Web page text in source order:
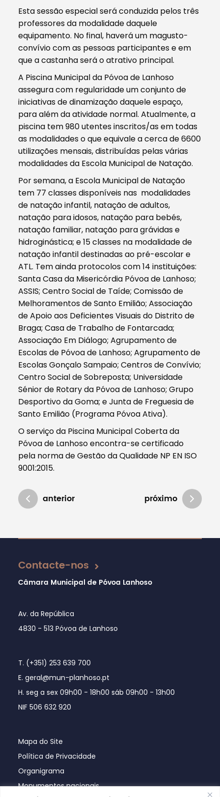
Esta sessão especial será conduzida pelos três
professores da modalidade daquele
equipamento. No final, haverá um magusto-
convívio com as pessoas participantes e em
que a castanha será o atrativo principal.
A Piscina Municipal da Póvoa de Lanhoso
assegura com regularidade um conjunto de
iniciativas de dinamização daquele espaço,
para além da atividade normal. Atualmente, a
piscina tem 980 utentes inscritos/as em todas
as modalidades o que equivale a cerca de 6600
utilizações mensais, distribuídas pelas várias
modalidades da Escola Municipal de Natação.
Por semana, a Escola Municipal de Natação
tem 77 classes disponíveis nas modalidades
de natação infantil, natação de adultos,
natação para idosos, natação para bebés,
natação familiar, natação para grávidas e
hidroginástica; e 15 classes na modalidade de
natação infantil destinadas ao pré-escolar e
ATL. Tem ainda protocolos com 14 instituições:
Santa Casa da Misericórdia Póvoa de Lanhoso;
ASSIS; Centro Social de Taíde; Comissão de
Melhoramentos de Santo Emilião; Associação
de Apoio aos Deficientes Visuais do Distrito de
Braga; Casa de Trabalho de Fontarcada;
Associação Em Diálogo; Agrupamento de
Escolas de Póvoa de Lanhoso; Agrupamento de
Escolas Gonçalo Sampaio; Centros de Convívio;
Centro Social de Sobreposta; Universidade
Sénior de Rotary da Póvoa de Lanhoso; Grupo
Desportivo da Goma; e Junta de Freguesia de
Santo Emilião (Programa Póvoa Ativa).
O serviço da Piscina Municipal Coberta da
Póvoa de Lanhoso encontra-se certificado
pela norma de Gestão da Qualidade NP EN ISO
9001:2015.
anterior próximo
Atualizado em 04/11/2019
Contacte-nos
Câmara Municipal de Póvoa Lanhoso
Av. da República
4830 - 513 Póvoa de Lanhoso
T. (+351) 253 639 700
E. geral@mun-planhoso.pt
H. seg a sex 09h00 - 18h00 sáb 09h00 - 13h00
NIF 506 632 920
Mapa do Site
Política de Privacidade
Organigrama
Monumentos nacionais